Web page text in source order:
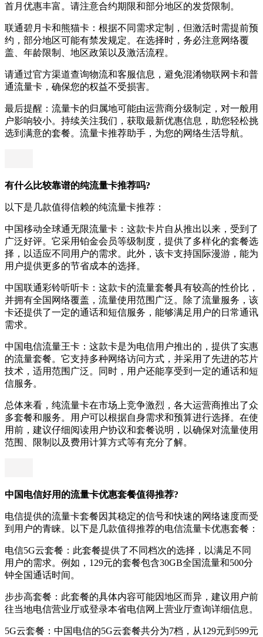
首月优惠丰富。请注意合约期限和部分地区的发货限制。
联通碧月卡和熊猫卡：根据不同需求定制，但激活时需提前预
约，部分地区可能有禁发规定。在选择时，务必注意网络覆
盖、年龄限制、地区政策以及激活流程。
请通过官方渠道查询物流和客服信息，避免混淆物联网卡和普
通流量卡，确保您的权益不受损害。
最后提醒：流量卡的归属地可能由运营商分级制定，对一般用
户影响较小。持续关注我们，获取最新优惠信息，助您轻松挑
选到满意的套餐。流量卡推荐助手，为您的网络生活导航。
有什么比较靠谱的纯流量卡推荐吗?
以下是几款值得信赖的纯流量卡推荐：
中国移动全球通无限流量卡：这款卡片自从推出以来，受到了
广泛好评。它采用铂金会员等级制度，提供了多样化的套餐选
择，以适应不同用户的需求。此外，该卡支持国际漫游，能为
用户提供更多的节省成本的选择。
中国联通彩铃听听卡：这款卡的流量套餐具有较高的性价比，
并拥有全国网络覆盖，流量使用范围广泛。除了流量服务，该
卡还提供了一定的通话和短信服务，能够满足用户的日常通讯
需求。
中国电信流量王卡：这款卡是为电信用户推出的，提供了实惠
的流量套餐。它支持多种网络访问方式，并采用了先进的芯片
技术，适用范围广泛。同时，用户还能享受到一定的通话和短
信服务。
总体来看，纯流量卡在市场上竞争激烈，各大运营商推出了众
多套餐和服务。用户可以根据自身需求和预算进行选择。在使
用前，建议仔细阅读用户协议和套餐说明，以确保对流量使用
范围、限制以及费用计算方式等有充分了解。
中国电信好用的流量卡优惠套餐值得推荐?
电信提供的流量卡套餐因其稳定的信号和快速的网络速度而受
到用户的青睐。以下是几款值得推荐的电信流量卡优惠套餐：
电信5G云套餐：此套餐提供了不同档次的选择，以满足不同
用户的需求。例如，129元的套餐包含30GB全国流量和500分
钟全国通话时间。
步步高套餐：此套餐的具体内容可能因地区而异，建议用户前
往当地电信营业厅或登录本省电信网上营业厅查询详细信息。
5G云套餐：中国电信的5G云套餐共分为7档，从129元到599元